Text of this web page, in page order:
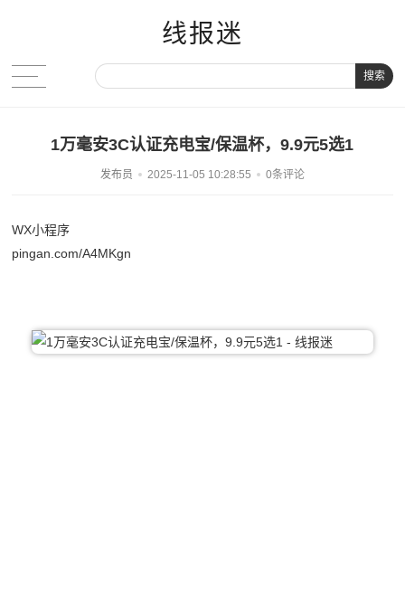
线报迷
搜索
1万毫安3C认证充电宝/保温杯，9.9元5选1
发布员 2025-11-05 10:28:55 0条评论
WX小程序
pingan.com/A4MKgn